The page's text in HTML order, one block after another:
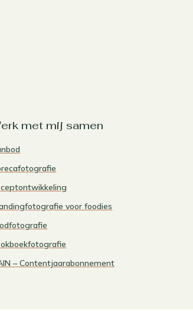
met mij samen
voor foodies
– Contentjaarabonnement